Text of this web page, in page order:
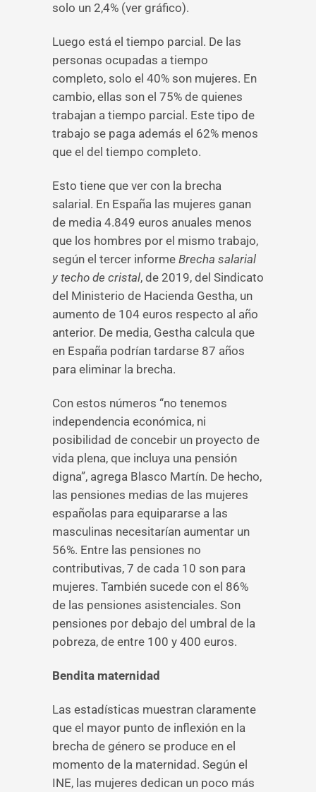
solo un 2,4% (ver gráfico).
Luego está el tiempo parcial. De las
personas ocupadas a tiempo
completo, solo el 40% son mujeres. En
cambio, ellas son el 75% de quienes
trabajan a tiempo parcial. Este tipo de
trabajo se paga además el 62% menos
que el del tiempo completo.
Esto tiene que ver con la brecha
salarial. En España las mujeres ganan
de media 4.849 euros anuales menos
que los hombres por el mismo trabajo,
según el tercer informe Brecha salarial
y techo de cristal, de 2019, del Sindicato
del Ministerio de Hacienda Gestha, un
aumento de 104 euros respecto al año
anterior. De media, Gestha calcula que
en España podrían tardarse 87 años
para eliminar la brecha.
Con estos números “no tenemos
independencia económica, ni
posibilidad de concebir un proyecto de
vida plena, que incluya una pensión
digna”, agrega Blasco Martín. De hecho,
las pensiones medias de las mujeres
españolas para equipararse a las
masculinas necesitarían aumentar un
56%. Entre las pensiones no
contributivas, 7 de cada 10 son para
mujeres. También sucede con el 86%
de las pensiones asistenciales. Son
pensiones por debajo del umbral de la
pobreza, de entre 100 y 400 euros.
Bendita maternidad
Las estadísticas muestran claramente
que el mayor punto de inflexión en la
brecha de género se produce en el
momento de la maternidad. Según el
INE, las mujeres dedican un poco más